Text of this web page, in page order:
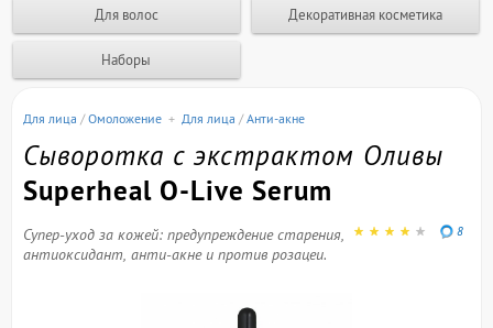
Для волос Декоративная косметика
Наборы
Для лица /Омоложение + Для лица /Анти-акне
Сыворотка с экстрактом Оливы
Superheal O-Live Serum
8
Супер-уход за кожей: предупреждение старения,
антиоксидант, анти-акне и против розацеи.